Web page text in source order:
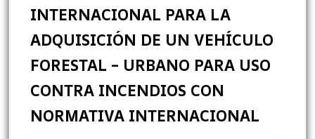
INTERNACIONAL PARA LA
ADQUISICIÓN DE UN VEHÍCULO
FORESTAL – URBANO PARA USO
CONTRA INCENDIOS CON
NORMATIVA INTERNACIONAL